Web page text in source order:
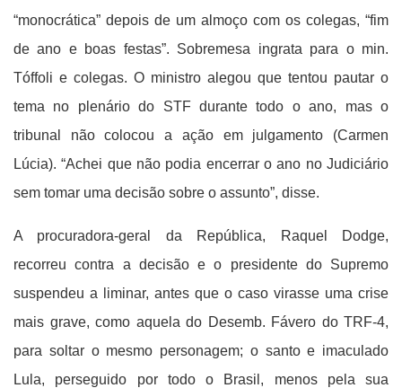
“monocrática” depois de um almoço com os colegas, “fim
de ano e boas festas”. Sobremesa ingrata para o min.
Tóffoli e colegas. O ministro alegou que tentou pautar o
tema no plenário do STF durante todo o ano, mas o
tribunal não colocou a ação em julgamento (Carmen
Lúcia). “Achei que não podia encerrar o ano no Judiciário
sem tomar uma decisão sobre o assunto”, disse.
A procuradora-geral da República, Raquel Dodge,
recorreu contra a decisão e o presidente do Supremo
suspendeu a liminar, antes que o caso virasse uma crise
mais grave, como aquela do Desemb. Fávero do TRF-4,
para soltar o mesmo personagem; o santo e imaculado
Lula, perseguido por todo o Brasil, menos pela sua